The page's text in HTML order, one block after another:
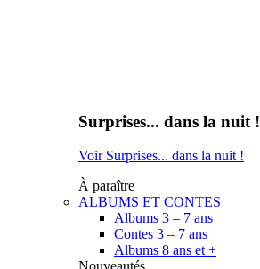
Surprises... dans la nuit !
Voir Surprises... dans la nuit !
À paraître
ALBUMS ET CONTES
Albums 3 – 7 ans
Contes 3 – 7 ans
Albums 8 ans et +